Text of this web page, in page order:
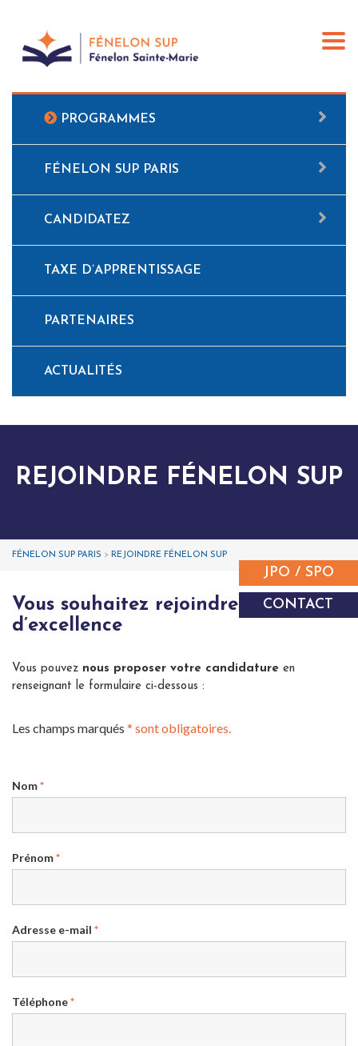
JPO / SPO
CONTACT
PROGRAMMES
FÉNELON SUP PARIS
CANDIDATEZ
TAXE D’APPRENTISSAGE
PARTENAIRES
ACTUALITÉS
REJOINDRE FÉNELON SUP
FÉNELON SUP PARIS > REJOINDRE FÉNELON SUP
Vous souhaitez rejoindre un groupe
d’excellence
Vous pouvez nous proposer votre candidature en
renseignant le formulaire ci-dessous :
Les champs marqués * sont obligatoires.
Nom*
Prénom*
Adresse e-mail *
Téléphone*